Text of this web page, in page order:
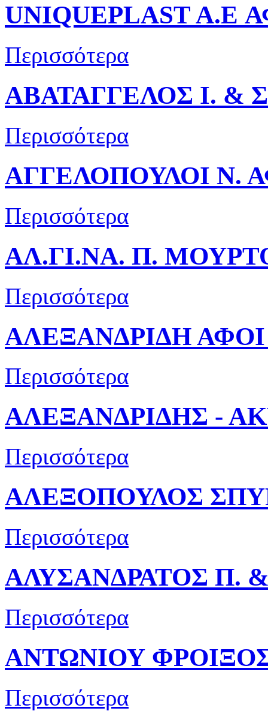
UNIQUEPLAST
Περισσότερα
ΑΒΑΤΑΓΓΕΛΟΣ Ι. &
Περισσότερα
ΑΓΓΕΛΟΠΟΥΛΟΙ Ν.
Περισσότερα
ΑΛ.ΓΙ.ΝΑ. Π.
Περισσότερα
ΑΛΕΞΑΝΔΡΙΔΗ
Περισσότερα
ΑΛΕΞΑΝΔΡΙΔΗΣ -
Περισσότερα
ΑΛΕΞΟΠΟΥΛΟΣ
Περισσότερα
ΑΛΥΣΑΝΔΡΑΤΟΣ Π.
Περισσότερα
ΑΝΤΩΝΙΟΥ
Περισσότερα